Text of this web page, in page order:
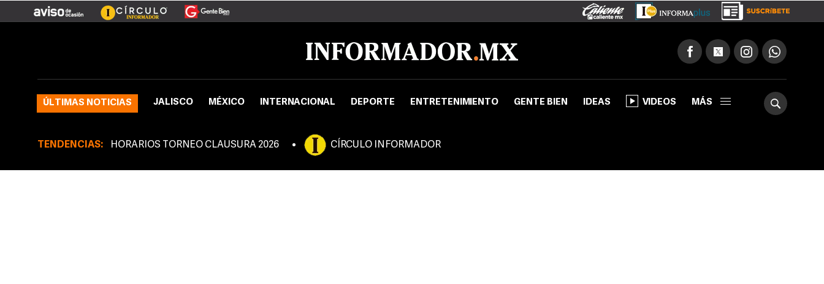
ÚLTIMAS NOTICIAS JALISCO MÉXICO INTERNACIONAL DEPORTE ENTRETENIMIENTO GENTE BIEN IDEAS VIDEOS MÁS
TENDENCIAS: HORARIOS TORNEO CLAUSURA 2026 CÍRCULO INFORMADOR